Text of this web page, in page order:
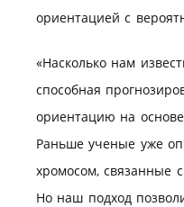
ориентацией с
«Насколько нам
способная
ориентацию на
Раньше ученые уже
хромосом, связанные
Но наш подход